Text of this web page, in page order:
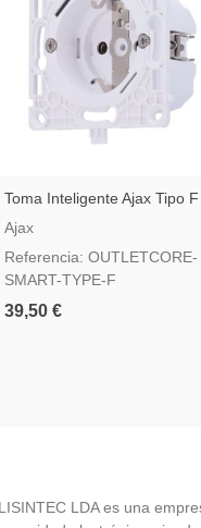
Toma Inteligente Ajax Tipo F
Ajax
Referencia: OUTLETCORE-
SMART-TYPE-F
39,50 €
LISINTEC LDA es una